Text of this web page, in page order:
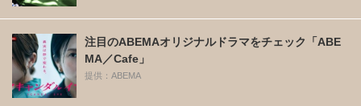
注目のABEMAオリジナルドラマをチェック「ABE
MA／Cafe」
提供：ABEMA